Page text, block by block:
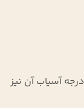
آسیاب آن نیز